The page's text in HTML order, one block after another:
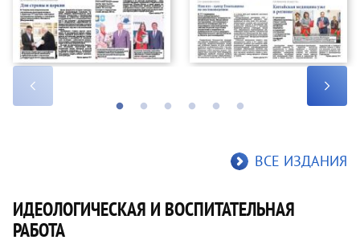
ВСЕ ИЗДАНИЯ
ИДЕОЛОГИЧЕСКАЯ И ВОСПИТАТЕЛЬНАЯ
РАБОТА